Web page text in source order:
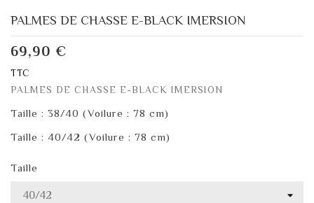
PALMES DE CHASSE E-BLACK IMERSION
69,90 €
TTC
PALMES DE CHASSE E-BLACK IMERSION
Taille : 38/40 (Voilure : 78 cm)
Taille : 40/42 (Voilure : 78 cm)
Taille